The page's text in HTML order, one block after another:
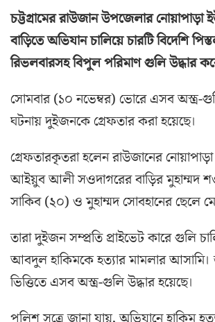
চট্টগ্রামের রাউজান উপজেলার নোয়াপাড়া
বাড়িতে অভিযান চালিয়ে চারটি বিদেশি
রিভলবারসহ বিপুল পরিমাণ গুলি উদ্ধার
সোমবার (১০ নভেম্বর) ভোরে এসব অস্ত্র-
ঘটনায় দুইজনকে গ্রেফতার করা হয়েছে।
গ্রেফতারকৃতরা হলেন রাউজানের
আইয়ুব আলী সওদাগরের বাড়ির মুহাম্মদ
সাকিব (২০) ও মুহাম্মদ সোবহানের ছেলে
তারা দুইজন সম্প্রতি প্রাইভেট কারে গুলি
আবদুল হাকিমকে হত্যার মামলার আসামি।
ভিত্তিতে এসব অস্ত্র-গুলি উদ্ধার হয়েছে।